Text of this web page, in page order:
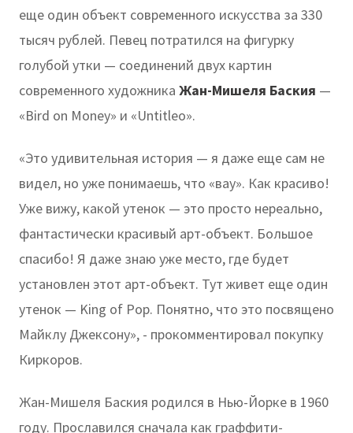
еще один объект современного искусства за 330
тысяч рублей. Певец потратился на фигурку
голубой утки — соединений двух картин
современного художника Жан-Мишеля Баския —
«Bird on Money» и «Untitleo».
«Это удивительная история — я даже еще сам не
видел, но уже понимаешь, что «вау». Как красиво!
Уже вижу, какой утенок — это просто нереально,
фантастически красивый арт-объект. Большое
спасибо! Я даже знаю уже место, где будет
установлен этот арт-объект. Тут живет еще один
утенок — King of Pop. Понятно, что это посвящено
Майклу Джексону», - прокомментировал покупку
Киркоров.
Жан-Мишеля Баския родился в Нью-Йорке в 1960
году. Прославился сначала как граффити-